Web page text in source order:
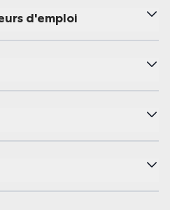
d'emploi